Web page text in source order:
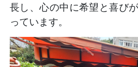
長し、心の中に希望と喜び
っています。